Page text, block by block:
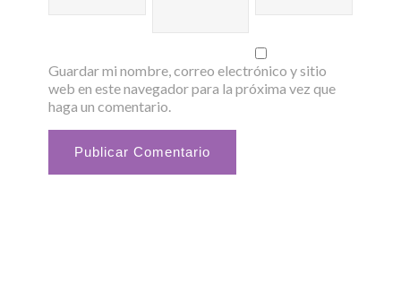
Guardar mi nombre, correo electrónico y sitio
web en este navegador para la próxima vez que
haga un comentario.